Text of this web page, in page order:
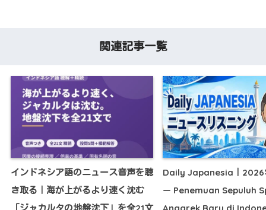
関連記事一覧
インドネシア語のニュース音声を聴
き取る｜海が上がるより速く沈む
Daily Japanesia｜2026
— Penemuan Sepuluh